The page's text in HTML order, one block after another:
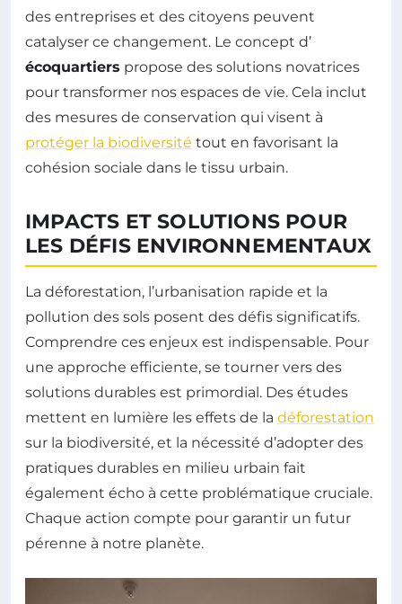
des entreprises et des citoyens peuvent
catalyser ce changement. Le concept d’
écoquartiers propose des solutions novatrices
pour transformer nos espaces de vie. Cela inclut
des mesures de conservation qui visent à
protéger la biodiversité tout en favorisant la
cohésion sociale dans le tissu urbain.
IMPACTS ET SOLUTIONS POUR
LES DÉFIS ENVIRONNEMENTAUX
La déforestation, l’urbanisation rapide et la
pollution des sols posent des défis significatifs.
Comprendre ces enjeux est indispensable. Pour
une approche efficiente, se tourner vers des
solutions durables est primordial. Des études
mettent en lumière les effets de la déforestation
sur la biodiversité, et la nécessité d’adopter des
pratiques durables en milieu urbain fait
également écho à cette problématique cruciale.
Chaque action compte pour garantir un futur
pérenne à notre planète.